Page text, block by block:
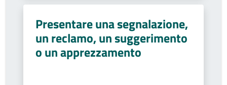
Presentare una segnalazione,
un reclamo, un suggerimento
o un apprezzamento